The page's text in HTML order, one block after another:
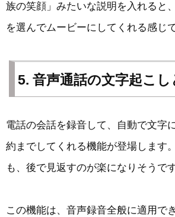
族の笑顔」みたいな説明を入れると
を選んでムービーにしてくれる感じで
5. 音声通話の文字起こし
電話の会話を録音して、自動で文字
約までしてくれる機能が登場します
も、後で見返すのが楽になりそうです
この機能は、音声録音全般に適用で